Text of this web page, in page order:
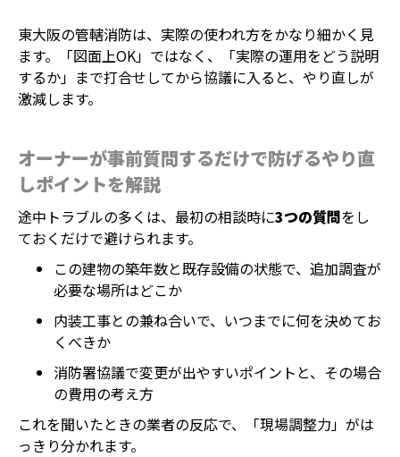
東大阪の管轄消防は、実際の使われ方をかなり細かく見
ます。「図面上OK」ではなく、「実際の運用をどう説明
するか」まで打合せしてから協議に入ると、やり直しが
激減します。
オーナーが事前質問するだけで防げるやり直
しポイントを解説
途中トラブルの多くは、最初の相談時に3つの質問をし
ておくだけで避けられます。
この建物の築年数と既存設備の状態で、追加調査が
必要な場所はどこか
内装工事との兼ね合いで、いつまでに何を決めてお
くべきか
消防署協議で変更が出やすいポイントと、その場合
の費用の考え方
これを聞いたときの業者の反応で、「現場調整力」がは
っきり分かれます。